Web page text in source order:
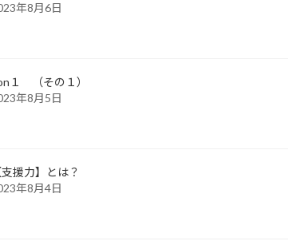
年8月6日
１ （その１）
年8月5日
支援力】とは？
年8月4日